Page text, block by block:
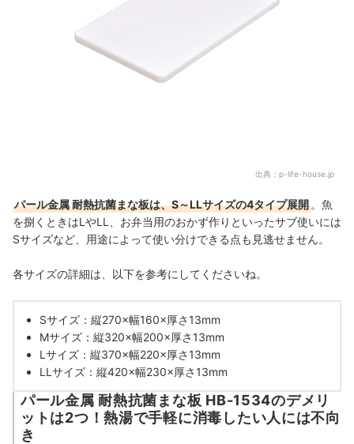
出典： p-life-house.jp
パール金属 耐熱抗菌まな板は、S～LLサイズの4タイプ展開 。魚
を捌くときはLやLL、お弁当用のおかず作りといったサブ使いには
Sサイズなど、用途によって使い分けできる点も見逃せません。
各サイズの詳細は、以下を参考にしてくださいね。
Sサイズ：縦270×幅160×厚さ13mm
Mサイズ：縦320×幅200×厚さ13mm
Lサイズ：縦370×幅220×厚さ13mm
LLサイズ：縦420×幅230×厚さ13mm
パール金属 耐熱抗菌まな板 HB-1534のデメリ
ットは2つ！熱湯で手軽に消毒したい人には不向
き